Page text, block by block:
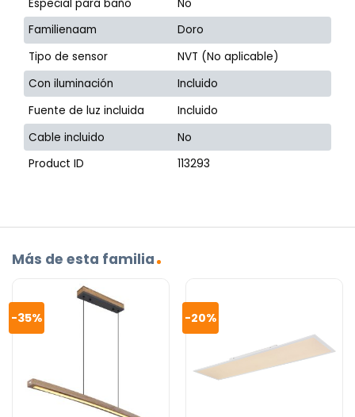
Especial para baño
No
Familienaam
Doro
Tipo de sensor
NVT (No aplicable)
Con iluminación
Incluido
Fuente de luz incluida
Incluido
Cable incluido
No
Product ID
113293
Más de esta familia
-35% -20%